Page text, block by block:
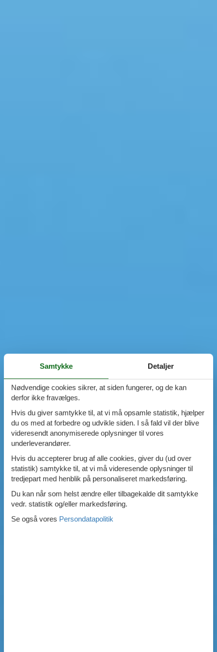
Samtykke Detaljer
Nødvendige cookies sikrer, at siden fungerer, og de kan
derfor ikke fravælges.
Hvis du giver samtykke til, at vi må opsamle statistik, hjælper
du os med at forbedre og udvikle siden. I så fald vil der blive
videresendt anonymiserede oplysninger til vores
underleverandører.
Hvis du accepterer brug af alle cookies, giver du (ud over
statistik) samtykke til, at vi må videresende oplysninger til
tredjepart med henblik på personaliseret markedsføring.
Du kan når som helst ændre eller tilbagekalde dit samtykke
vedr. statistik og/eller markedsføring.
Se også vores Persondatapolitik